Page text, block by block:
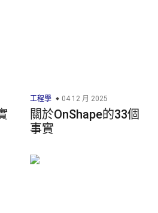
工程學 04 12 月 2025
關於OnShape的33個
事實